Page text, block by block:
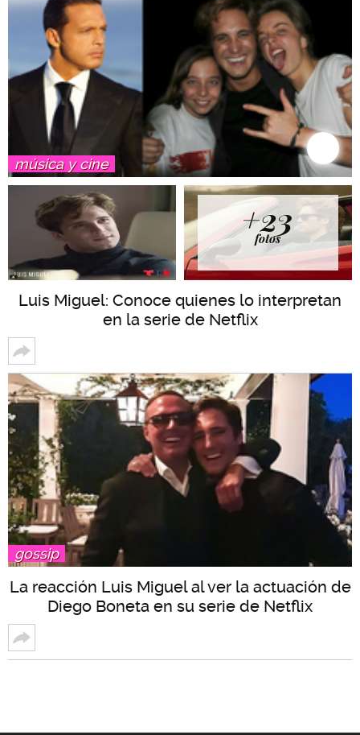
música y cine
+23
fotos
Luis Miguel: Conoce quienes lo interpretan
en la serie de Netflix
gossip
La reacción Luis Miguel al ver la actuación de
Diego Boneta en su serie de Netflix